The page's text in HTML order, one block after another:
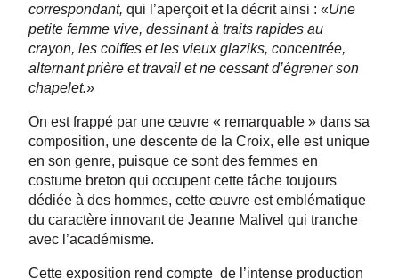
correspondant, qui l’aperçoit et la décrit ainsi : «Une
petite femme vive, dessinant à traits rapides au
crayon, les coiffes et les vieux glaziks, concentrée,
alternant prière et travail et ne cessant d’égrener son
chapelet.»
On est frappé par une œuvre « remarquable » dans sa
composition, une descente de la Croix, elle est unique
en son genre, puisque ce sont des femmes en
costume breton qui occupent cette tâche toujours
dédiée à des hommes, cette œuvre est emblématique
du caractère innovant de Jeanne Malivel qui tranche
avec l’académisme.
Cette exposition rend compte de l’intense production